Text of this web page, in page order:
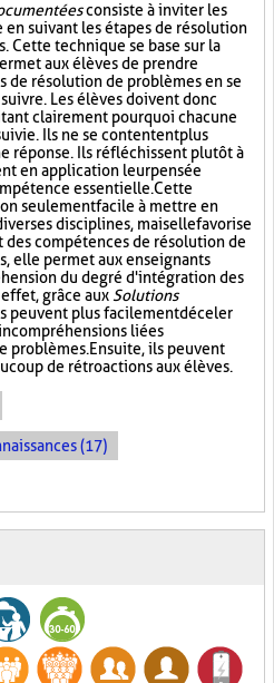
consiste à inviter les
en suivant les étapes de résolution
Cette technique se base sur la
aux élèves de prendre
de résolution de problèmes en se
Les élèves doivent donc
clairement pourquoi chacune
Ils ne se contentent plus
réponse. Ils réfléchissent plutôt à
en application leur pensée
essentielle. Cette
seulement facile à mettre en
disciplines, mais elle favorise
compétences de résolution de
elle permet aux enseignants
du degré d'intégration des
grâce aux Solutions
peuvent plus facilement déceler
liées
problèmes. Ensuite, ils peuvent
de rétroactions aux élèves.
(17)